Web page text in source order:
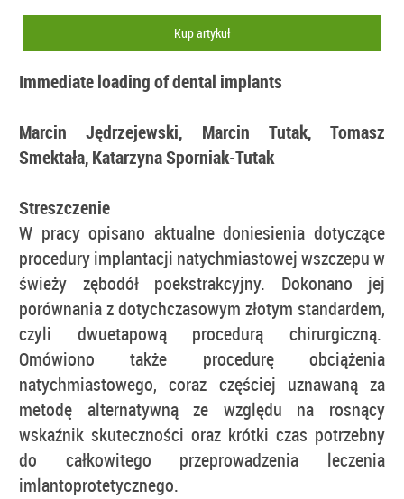
Kup artykuł
Immediate loading of dental implants
Marcin Jędrzejewski, Marcin Tutak, Tomasz
Smektała, Katarzyna Sporniak-Tutak
Streszczenie
W pracy opisano aktualne doniesienia dotyczące
procedury implantacji natychmiastowej wszczepu w
świeży zębodół poekstrakcyjny. Dokonano jej
porównania z dotychczasowym złotym standardem,
czyli dwuetapową procedurą chirurgiczną.
Omówiono także procedurę obciążenia
natychmiastowego, coraz częściej uznawaną za
metodę alternatywną ze względu na rosnący
wskaźnik skuteczności oraz krótki czas potrzebny
do całkowitego przeprowadzenia leczenia
imlantoprotetycznego.